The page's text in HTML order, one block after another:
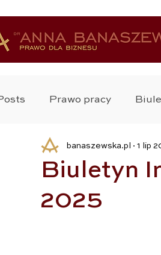
Prawo pracy
Ochrona Zdrowia Badania
Ochrona Danych
Biuletyn
2025
banaszewska.pl 1 lip